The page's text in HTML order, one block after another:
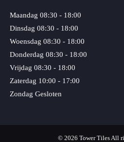
Maandag 08:30 - 18:00
Dinsdag 08:30 - 18:00
Woensdag 08:30 - 18:00
Donderdag 08:30 - 18:00
Vrijdag 08:30 - 18:00
Zaterdag 10:00 - 17:00
Zondag Gesloten
© 2026 Tower Tiles All